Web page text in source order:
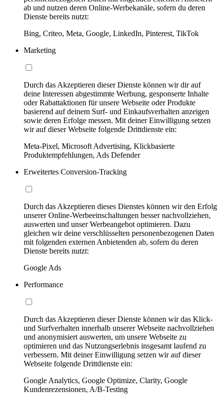
ab und nutzen deren Online-Werbekanäle, sofern du deren
Dienste bereits nutzt:
Bing, Criteo, Meta, Google, LinkedIn, Pinterest, TikTok
Marketing
Durch das Akzeptieren dieser Dienste können wir dir auf
deine Interessen abgestimmte Werbung, gesponserte Inhalte
oder Rabattaktionen für unsere Webseite oder Produkte
basierend auf deinem Surf- und Einkaufsverhalten anzeigen
sowie deren Erfolge messen. Mit deiner Einwilligung setzen
wir auf dieser Webseite folgende Drittdienste ein:
Meta-Pixel, Microsoft Advertising, Klickbasierte
Produktempfehlungen, Ads Defender
Erweitertes Conversion-Tracking
Durch das Akzeptieren dieses Dienstes können wir den Erfolg
unserer Online-Werbeeinschaltungen besser nachvollziehen,
auswerten und unser Werbeangebot optimieren. Dazu
gleichen wir deine verschlüsselten personenbezogenen Daten
mit folgenden externen Anbietenden ab, sofern du deren
Dienste bereits nutzt:
Google Ads
Performance
Durch das Akzeptieren dieser Dienste können wir das Klick-
und Surfverhalten innerhalb unserer Webseite nachvollziehen
und anonymisiert auswerten, um unsere Webseite zu
optimieren und das Nutzungserlebnis insgesamt laufend zu
verbessern. Mit deiner Einwilligung setzen wir auf dieser
Webseite folgende Drittdienste ein:
Google Analytics, Google Optimize, Clarity, Google
Kundenrezensionen, A/B-Testing